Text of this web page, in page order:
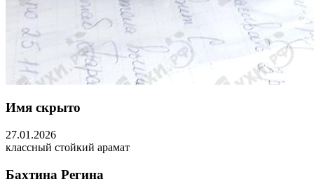
Имя скрыто
27.01.2026
классный стойкий арамат
Бахтина Регина